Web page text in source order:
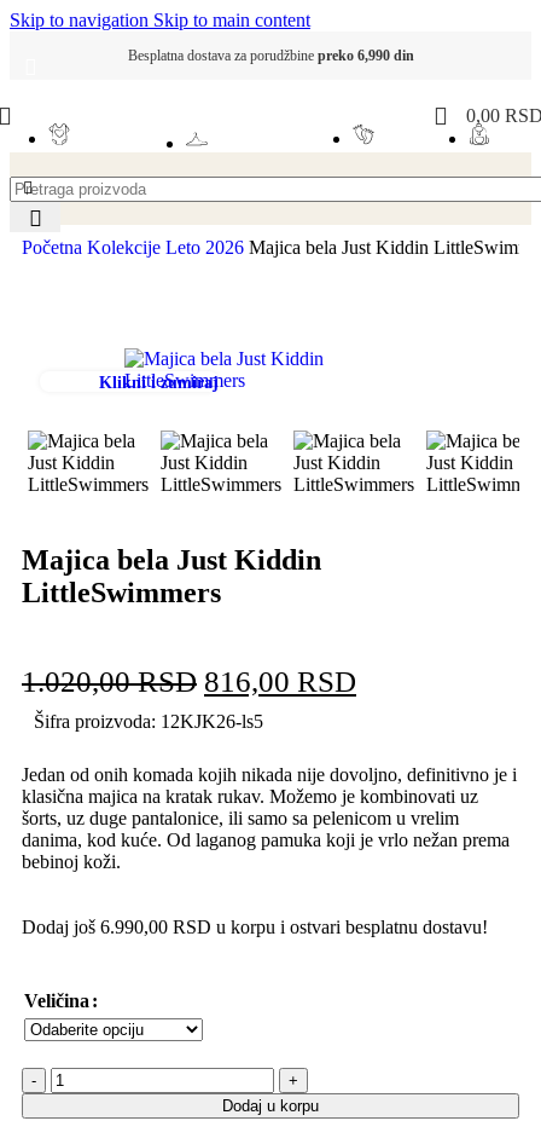
Skip to navigation Skip to main content
Besplatna dostava za porudžbine preko 6,990 din
0,00
Početna Kolekcije Leto 2026 Majica bela Just Kiddin
Klikni i zumiraj
Majica bela Just Kiddin
LittleSwimmers
1.020,00RSD 816,00 RSD
Šifra proizvoda: 12KJK26-ls5
Jedan od onih komada kojih nikada nije dovoljno, definitivno je i
klasična majica na kratak rukav. Možemo je kombinovati uz
šorts, uz duge pantalonice, ili samo sa pelenicom u vrelim
danima, kod kuće. Od laganog pamuka koji je vrlo nežan prema
bebinoj koži.
Dodaj još 6.990,00 RSD u korpu i ostvari besplatnu dostavu!
Veličina
Dodaj u korpu